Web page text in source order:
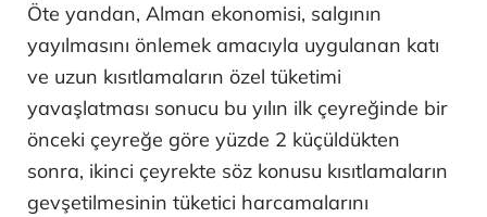
Öte yandan, Alman ekonomisi, salgının
yayılmasını önlemek amacıyla uygulanan katı
ve uzun kısıtlamaların özel tüketimi
yavaşlatması sonucu bu yılın ilk çeyreğinde bir
önceki çeyreğe göre yüzde 2 küçüldükten
sonra, ikinci çeyrekte söz konusu kısıtlamaların
gevşetilmesinin tüketici harcamalarını